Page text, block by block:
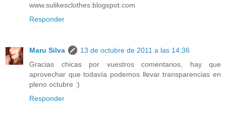
www.sulikesclothes.blogspot.com
Responder
Maru Silva
13 de octubre de 2011 a las 14:36
Gracias chicas por vuestros comentarios, hay que
aprovechar que todavía podemos llevar transparencias en
pleno octubre :)
Responder